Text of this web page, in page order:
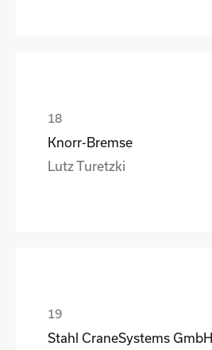
Knorr-Bremse
Lutz Turetzki
Stahl CraneSystems GmbH